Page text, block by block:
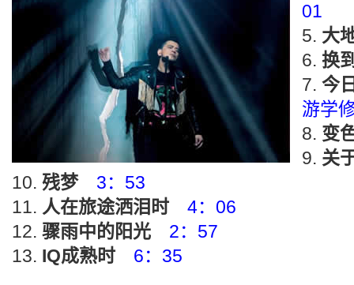
01
大
换
今
游学
变
关
残梦
3：53
人在旅途洒泪时
4：06
骤雨中的阳光
2：57
IQ成熟时
6：35